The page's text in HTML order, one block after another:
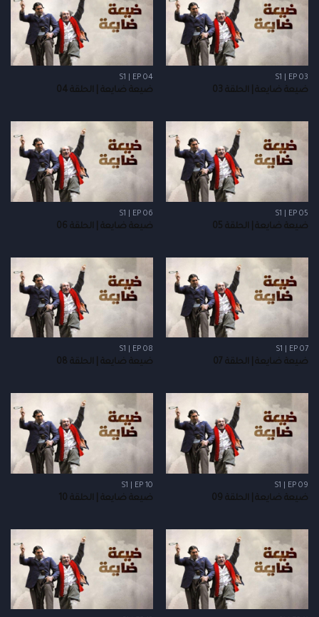
S1 | EP 03
ضيعة ضايعة | الحلقة 03
S1 | EP 04
ضيعة ضايعة | الحلقة 04
S1 | EP 05
ضيعة ضايعة | الحلقة 05
S1 | EP 06
ضيعة ضايعة | الحلقة 06
S1 | EP 07
ضيعة ضايعة | الحلقة 07
S1 | EP 08
ضيعة ضايعة | الحلقة 08
S1 | EP 09
ضيعة ضايعة | الحلقة 09
S1 | EP 10
ضيعة ضايعة | الحلقة 10